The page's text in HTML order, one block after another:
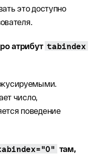
это доступно
атрибут tabindex
число,
поведение
там,